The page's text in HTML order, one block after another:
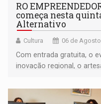
RO
começa nesta
Alternativo
Cultura 06 de
Com entrada gratuita, o
inovação regional, o